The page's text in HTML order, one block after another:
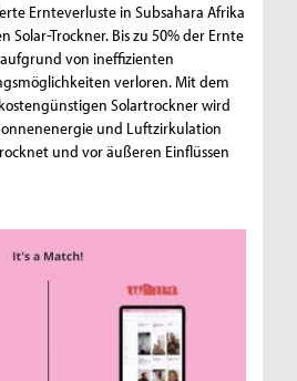
Ernteverluste in Subsahara Afrika
Trockner. Bis zu 50% der Ernte
von ineffizienten
verloren. Mit dem
Solartrockner wird
und Luftzirkulation
und vor äußeren Einflüssen